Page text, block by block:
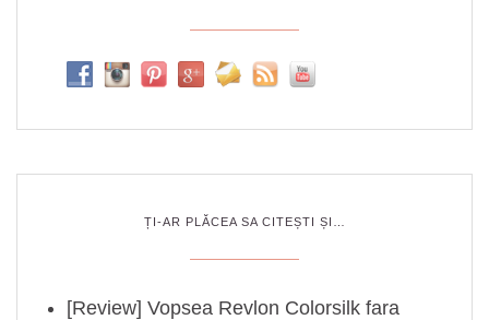
ȚI-AR PLĂCEA SA CITEȘTI ȘI…
[Review] Vopsea Revlon Colorsilk fara